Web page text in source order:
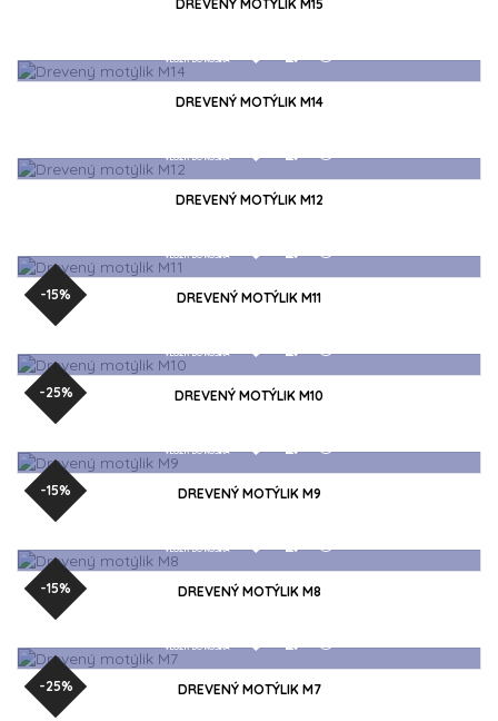
DREVENÝ MOTÝLIK M15
DREVENÝ MOTÝLIK M14
DREVENÝ MOTÝLIK M12
DREVENÝ MOTÝLIK M11
-15%
DREVENÝ MOTÝLIK M10
-25%
DREVENÝ MOTÝLIK M9
-15%
DREVENÝ MOTÝLIK M8
-15%
DREVENÝ MOTÝLIK M7
-25%